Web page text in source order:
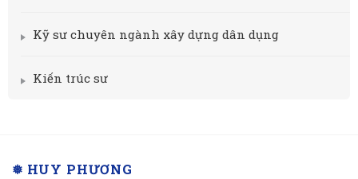
Kỹ sư chuyên ngành xây dựng dân dụng
Kiến trúc sư
❅ HUY PHƯƠNG